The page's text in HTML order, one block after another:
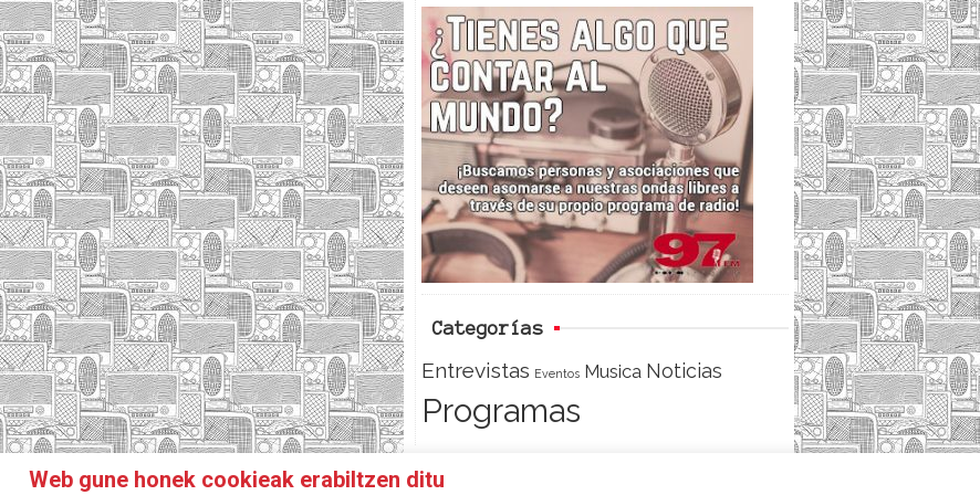
c
e
b
o
o
i
t
t
e
r
e
d
Categorías
Entrevistas Eventos Musica Noticias
Programas
HAZTE SOCI@! FACEBOOK TWITTER CONTACTO
Web gune honek cookieak erabiltzen ditu